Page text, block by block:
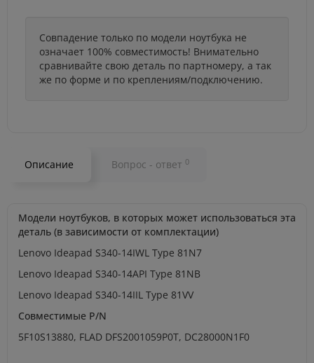
Совпадение только по модели ноутбука не
означает 100% совместимость! Внимательно
сравнивайте свою деталь по партномеру, а так
же по форме и по креплениям/подключению.
Описание Вопрос - ответ 0
Модели ноутбуков, в которых может использоваться эта
деталь (в зависимости от комплектации)
Lenovo Ideapad S340-14IWL Type 81N7
Lenovo Ideapad S340-14API Type 81NB
Lenovo Ideapad S340-14IIL Type 81VV
Совместимые P/N
5F10S13880, FLAD DFS2001059P0T, DC28000N1F0